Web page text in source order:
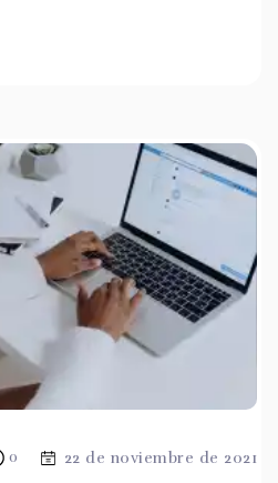
0 22 de noviembre de 2021